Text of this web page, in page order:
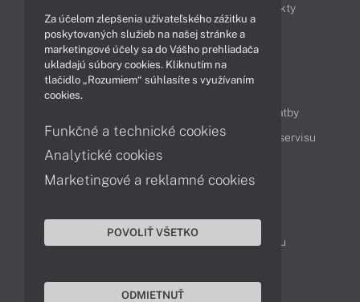
Produkty
Technológie
Videá
Obsah
Možnosti doručenia a platby
Podpora a servis
Servisné služby Cenník servisu
Kontakty
043 4224 771
Obchodné oddelenie
Reklamácia tovaru
Za účelom zlepšenia užívateľského zážitku a
poskytovaných služieb na našej stránke a
marketingové účely sa do Vášho prehliadača
ukladajú súbory cookies. Kliknutím na
tlačidlo „Rozumiem“ súhlasíte s využívaním
cookies.
Funkčné a technické cookies
Analytické cookies
Marketingové a reklamné cookies
POVOLIŤ VŠETKO
ODMIETNUŤ